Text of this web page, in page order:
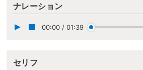
ナレーション
00:00 / 01:39
セリフ